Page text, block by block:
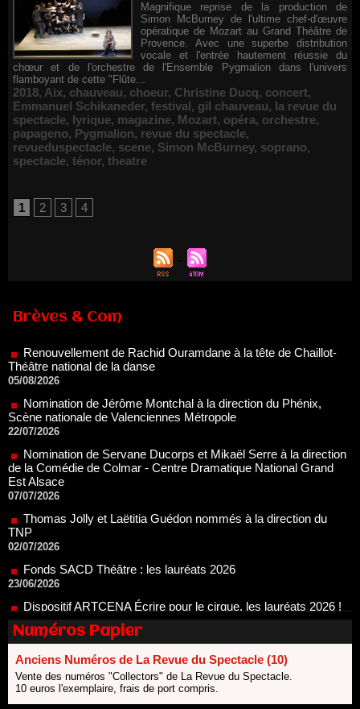
Magnifique reprise de la production de
Simon McBurney de l'ultime chef-d'œuvre
opératique de Mozart au Grand Théâtre de
Provence. Avec une superbe distribution
vocale et l'entrée hautement réussie du
chœur et de l'orchestre de l'Ensemble Pygmalion dans l'univers
flamboyant de cette "Flûte...
2018, Aix, chauveau, choeur, Christine Ducq, concert,
Emmanuel Schikaneder, festival, gil chauveau, la revue du
spectacle, lyrique, magazine, Mozart, opéra, orchestre,
papageno, Pygmalion, revue du spectacle,
revueduspectacle, scene, Simon McBurney, soprano,
spectacle, ténor, theatre
1 2 3 4
Brèves & Com
Théâtre national de la danse
Nomination de Jérôme Montchal à la direction du Phénix,
Scène nationale de Valenciennes Métropole
22/07/2026
Nomination de Servane Ducorps et Mikaël Serre à la direction
de la Comédie de Colmar - Centre Dramatique National Grand
Est Alsace
Thomas Jolly et Laëtitia Guédon nommés à la direction du
TNP
02/07/2026
Fonds SACD Théâtre : les lauréats 2026
23/06/2026
Dispositif ARTCENA Écrire pour le cirque, les lauréats 2026 !
20/06/2026
Le palmarès des prix SACD 2026
18/06/2026
Les 10 lauréats du Fonds Grandes Formes Théâtre 2026
SACD
13/06/2026
Nomination de Nathalie Garraud et Olivier Saccomano à la
direction du Théâtre de Gennevilliers - CDN
Numéros Papier
Anciens Numéros de La Revue du Spectacle (10)
Vente des numéros "Collectors" de La Revue du Spectacle.
10 euros l'exemplaire, frais de port compris.